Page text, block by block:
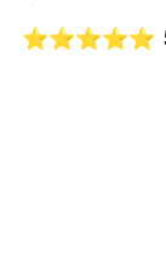
⭐⭐⭐⭐⭐